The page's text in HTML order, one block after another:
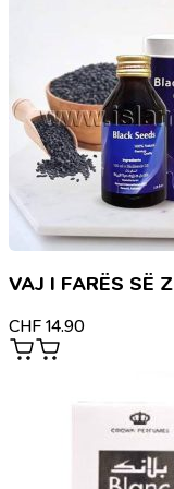
VAJ I FARËS SË
CHF 14.90